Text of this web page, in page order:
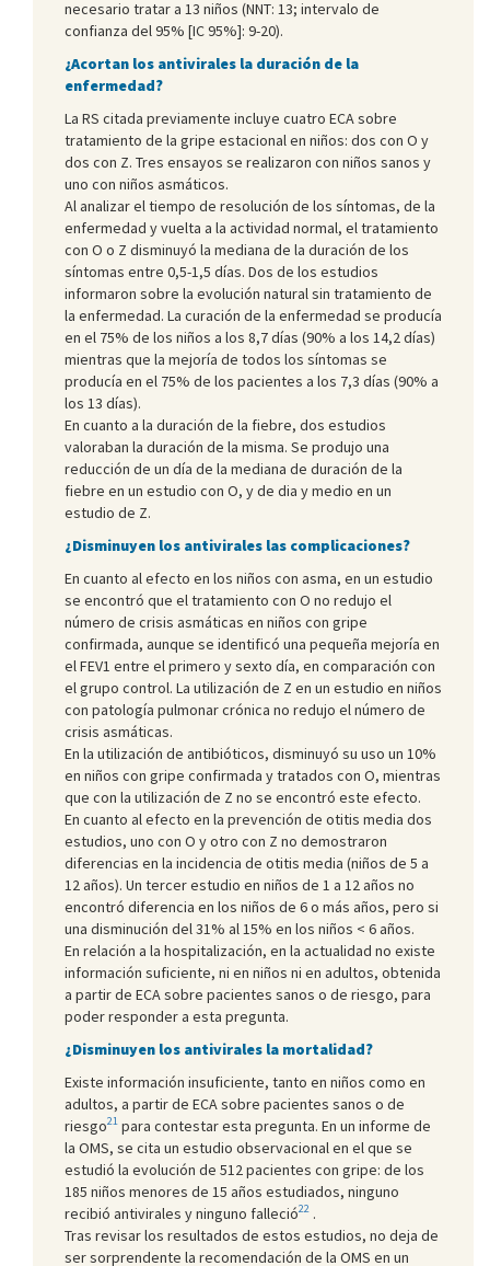
necesario tratar a 13 niños (NNT: 13; intervalo de
confianza del 95% [IC 95%]: 9-20).
¿Acortan los antivirales la duración de la
enfermedad?
La RS citada previamente incluye cuatro ECA sobre
tratamiento de la gripe estacional en niños: dos con O y
dos con Z. Tres ensayos se realizaron con niños sanos y
uno con niños asmáticos.
Al analizar el tiempo de resolución de los síntomas, de la
enfermedad y vuelta a la actividad normal, el tratamiento
con O o Z disminuyó la mediana de la duración de los
síntomas entre 0,5-1,5 días. Dos de los estudios
informaron sobre la evolución natural sin tratamiento de
la enfermedad. La curación de la enfermedad se producía
en el 75% de los niños a los 8,7 días (90% a los 14,2 días)
mientras que la mejoría de todos los síntomas se
producía en el 75% de los pacientes a los 7,3 días (90% a
los 13 días).
En cuanto a la duración de la fiebre, dos estudios
valoraban la duración de la misma. Se produjo una
reducción de un día de la mediana de duración de la
fiebre en un estudio con O, y de dia y medio en un
estudio de Z.
¿Disminuyen los antivirales las complicaciones?
En cuanto al efecto en los niños con asma, en un estudio
se encontró que el tratamiento con O no redujo el
número de crisis asmáticas en niños con gripe
confirmada, aunque se identificó una pequeña mejoría en
el FEV1 entre el primero y sexto día, en comparación con
el grupo control. La utilización de Z en un estudio en niños
con patología pulmonar crónica no redujo el número de
crisis asmáticas.
En la utilización de antibióticos, disminuyó su uso un 10%
en niños con gripe confirmada y tratados con O, mientras
que con la utilización de Z no se encontró este efecto.
En cuanto al efecto en la prevención de otitis media dos
estudios, uno con O y otro con Z no demostraron
diferencias en la incidencia de otitis media (niños de 5 a
12 años). Un tercer estudio en niños de 1 a 12 años no
encontró diferencia en los niños de 6 o más años, pero si
una disminución del 31% al 15% en los niños < 6 años.
En relación a la hospitalización, en la actualidad no existe
información suficiente, ni en niños ni en adultos, obtenida
a partir de ECA sobre pacientes sanos o de riesgo, para
poder responder a esta pregunta.
¿Disminuyen los antivirales la mortalidad?
Existe información insuficiente, tanto en niños como en
adultos, a partir de ECA sobre pacientes sanos o de
riesgo21 para contestar esta pregunta. En un informe de
la OMS, se cita un estudio observacional en el que se
estudió la evolución de 512 pacientes con gripe: de los
185 niños menores de 15 años estudiados, ninguno
recibió antivirales y ninguno falleció22 .
Tras revisar los resultados de estos estudios, no deja de
ser sorprendente la recomendación de la OMS en un